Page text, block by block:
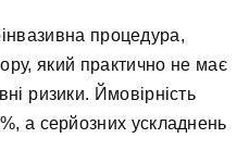
процедура,
який практично не має
ризики. Ймовірність
а серйозних ускладнень